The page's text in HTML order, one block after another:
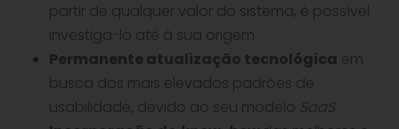
partir de qualquer valor do sistema, é possível
investiga-lo até à sua origem
Permanente atualização tecnológica em
busca dos mais elevados padrões de
usabilidade, devido ao seu modelo SaaS